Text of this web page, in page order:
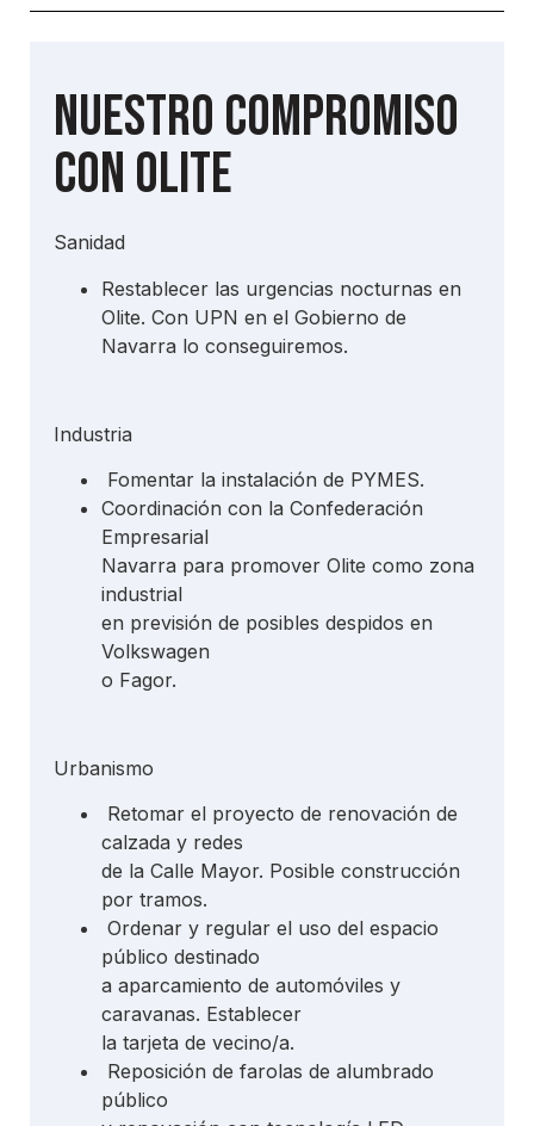
Nuestro compromiso
con Olite
Sanidad
Restablecer las urgencias nocturnas en
Olite. Con UPN en el Gobierno de
Navarra lo conseguiremos.
Industria
Fomentar la instalación de PYMES.
Coordinación con la Confederación
Empresarial
Navarra para promover Olite como zona
industrial
en previsión de posibles despidos en
Volkswagen
o Fagor.
Urbanismo
Retomar el proyecto de renovación de
calzada y redes
de la Calle Mayor. Posible construcción
por tramos.
Ordenar y regular el uso del espacio
público destinado
a aparcamiento de automóviles y
caravanas. Establecer
la tarjeta de vecino/a.
Reposición de farolas de alumbrado
público